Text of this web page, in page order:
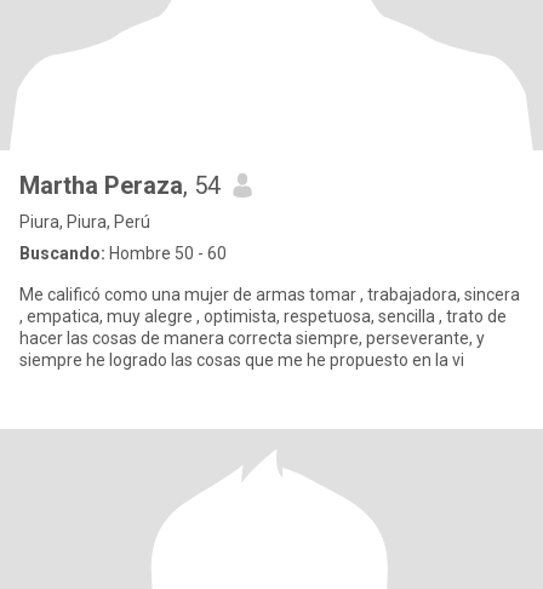
Martha Peraza, 54
Piura, Piura, Perú
Buscando: Hombre 50 - 60
Me calificó como una mujer de armas tomar , trabajadora, sincera
, empatica, muy alegre , optimista, respetuosa, sencilla , trato de
hacer las cosas de manera correcta siempre, perseverante, y
siempre he logrado las cosas que me he propuesto en la vi